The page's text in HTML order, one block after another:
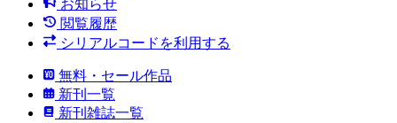
お知らせ
閲覧履歴
シリアルコードを利用する
無料・セール作品
新刊一覧
新刊雑誌一覧